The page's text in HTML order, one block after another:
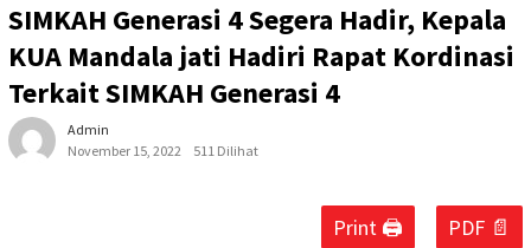
SIMKAH Generasi 4 Segera Hadir, Kepala
KUA Mandala jati Hadiri Rapat Kordinasi
Terkait SIMKAH Generasi 4
Admin
November 15, 2022
511 Dilihat
Print 🖨 PDF 📄